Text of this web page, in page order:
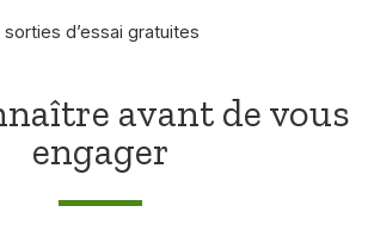
d’essai gratuites
avant de vous
engager